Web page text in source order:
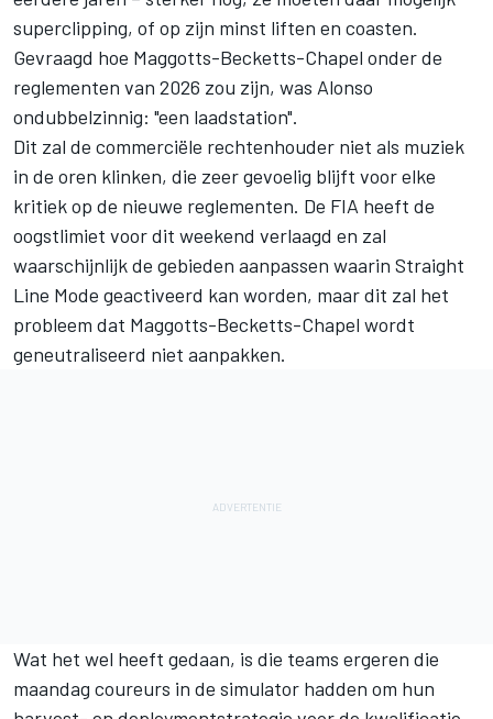
superclipping, of op zijn minst liften en coasten.
Gevraagd hoe Maggotts-Becketts-Chapel onder de
reglementen van 2026 zou zijn, was Alonso
ondubbelzinnig: "een laadstation".
Dit zal de commerciële rechtenhouder niet als muziek
in de oren klinken, die zeer gevoelig blijft voor elke
kritiek op de nieuwe reglementen. De FIA heeft de
oogstlimiet voor dit weekend verlaagd en zal
waarschijnlijk de gebieden aanpassen waarin Straight
Line Mode geactiveerd kan worden, maar dit zal het
probleem dat Maggotts-Becketts-Chapel wordt
geneutraliseerd niet aanpakken.
Wat het wel heeft gedaan, is die teams ergeren die
maandag coureurs in de simulator hadden om hun